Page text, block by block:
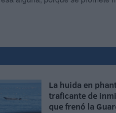
La huida en
traficante de
que frenó la